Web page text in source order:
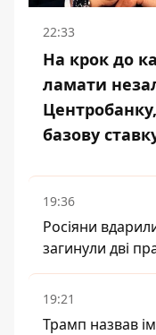
22:33
На крок до
ламати
базову
19:36
Росіяни
загинули дві
19:21
Трамп назвав